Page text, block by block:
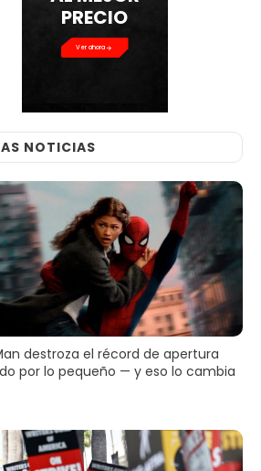
AL MEJOR
PRECIO
NOTICIAS
destroza el récord de apertura
por lo pequeño — y eso lo cambia